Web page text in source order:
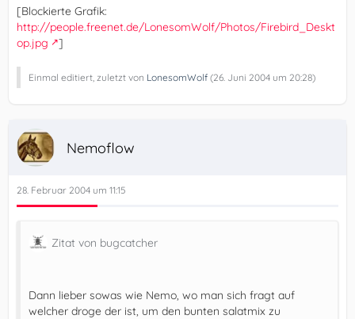
[Blockierte Grafik:
http://people.freenet.de/LonesomWolf/Photos/Firebird_Deskt
op.jpg
]
Einmal editiert, zuletzt von LonesomWolf (26. Juni 2004 um 20:28)
Nemoflow
28. Februar 2004 um 11:15
Zitat von bugcatcher
Dann lieber sowas wie Nemo, wo man sich fragt auf
welcher droge der ist, um den bunten salatmix zu